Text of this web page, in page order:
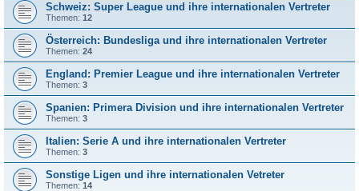
Schweiz: Super League und ihre internationalen Vertreter
Themen: 12
Österreich: Bundesliga und ihre internationalen Vertreter
Themen: 24
England: Premier League und ihre internationalen Vertreter
Themen: 3
Spanien: Primera Division und ihre internationalen Vertreter
Themen: 3
Italien: Serie A und ihre internationalen Vertreter
Themen: 3
Sonstige Ligen und ihre internationalen Vetreter
Themen: 14